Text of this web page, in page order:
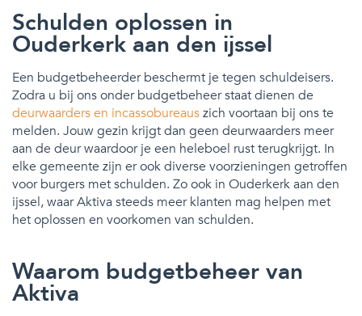
Schulden oplossen in
Ouderkerk aan den ijssel
Een budgetbeheerder beschermt je tegen schuldeisers.
Zodra u bij ons onder budgetbeheer staat dienen de
deurwaarders en incassobureauszich voortaan bij ons te
melden. Jouw gezin krijgt dan geen deurwaarders meer
aan de deur waardoor je een heleboel rust terugkrijgt. In
elke gemeente zijn er ook diverse voorzieningen getroffen
voor burgers met schulden. Zo ook in Ouderkerk aan den
ijssel, waar Aktiva steeds meer klanten mag helpen met
het oplossen en voorkomen van schulden.
Waarom budgetbeheer van
Aktiva